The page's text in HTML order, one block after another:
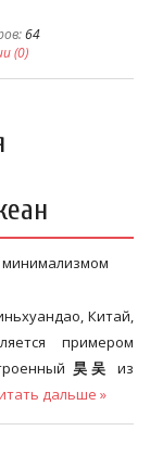
64
(0)
Китай,
примером
昊吴
из
дальше »